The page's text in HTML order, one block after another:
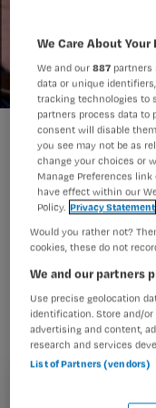
Hartfalen
Koen Suyk ANP
Chronisch
een
begeleid door
op
overlijden.
We Care About Your
We and our887 partners
data or unique
tracking technologies to
partners process data to
consent will disable
you see may not be as
change your choices or
Manage Preferences
have effect within our
Policy. Privacy Statement
Would you rather not?
cookies, these do not
We and our partners
Use precise geolocation
identification. Store and/
advertising and content,
research and services
List of Partners (vendors)